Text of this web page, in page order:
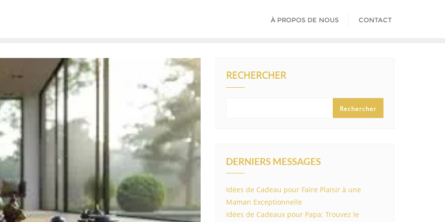
À PROPOS DE NOUS CONTACT
RECHERCHER
Rechercher
DERNIERS MESSAGES
Idées de Cadeau pour Faire Plaisir à une
Maman Exceptionnelle
Idées de Cadeaux pour Papa: Trouvez le